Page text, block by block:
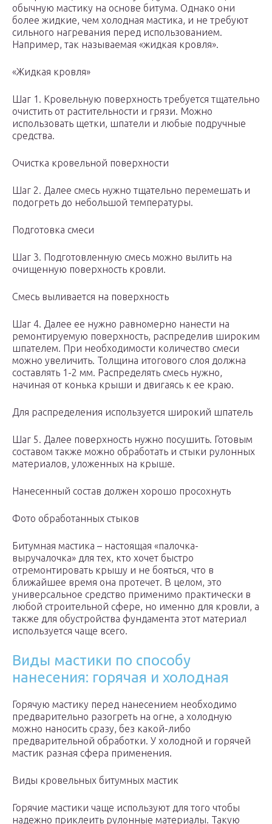
обычную мастику на основе битума. Однако они
более жидкие, чем холодная мастика, и не требуют
сильного нагревания перед использованием.
Например, так называемая «жидкая кровля».
«Жидкая кровля»
Шаг 1. Кровельную поверхность требуется тщательно
очистить от растительности и грязи. Можно
использовать щетки, шпатели и любые подручные
средства.
Очистка кровельной поверхности
Шаг 2. Далее смесь нужно тщательно перемешать и
подогреть до небольшой температуры.
Подготовка смеси
Шаг 3. Подготовленную смесь можно вылить на
очищенную поверхность кровли.
Смесь выливается на поверхность
Шаг 4. Далее ее нужно равномерно нанести на
ремонтируемую поверхность, распределив широким
шпателем. При необходимости количество смеси
можно увеличить. Толщина итогового слоя должна
составлять 1-2 мм. Распределять смесь нужно,
начиная от конька крыши и двигаясь к ее краю.
Для распределения используется широкий шпатель
Шаг 5. Далее поверхность нужно посушить. Готовым
составом также можно обработать и стыки рулонных
материалов, уложенных на крыше.
Нанесенный состав должен хорошо просохнуть
Фото обработанных стыков
Битумная мастика – настоящая «палочка-
выручалочка» для тех, кто хочет быстро
отремонтировать крышу и не бояться, что в
ближайшее время она протечет. В целом, это
универсальное средство применимо практически в
любой строительной сфере, но именно для кровли, а
также для обустройства фундамента этот материал
используется чаще всего.
Виды мастики по способу
нанесения: горячая и холодная
Горячую мастику перед нанесением необходимо
предварительно разогреть на огне, а холодную
можно наносить сразу, без какой-либо
предварительной обработки. У холодной и горячей
мастик разная сфера применения.
Виды кровельных битумных мастик
Горячие мастики чаще используют для того чтобы
надежно приклеить рулонные материалы. Такую